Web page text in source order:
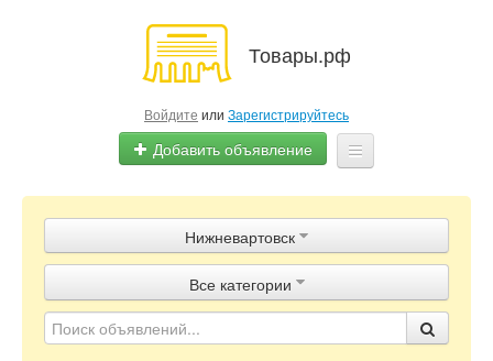
Товары.рф
Войдите или Зарегистрируйтесь
Добавить объявление
Объявления
Магазины
Контакты
Нижневартовск
Все категории